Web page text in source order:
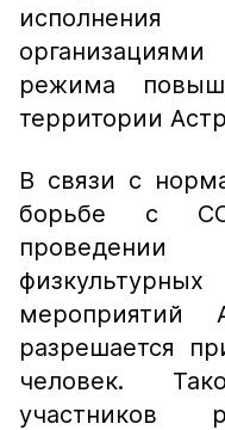
режима
территории
В связи с
борьбе с
мероприятий
разрешается
человек.